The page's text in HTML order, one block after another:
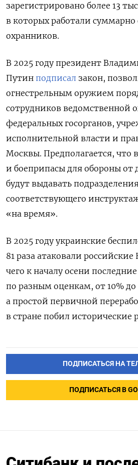
зарегистрировано более 13
в которых работали суммарно
охранников.
В 2025 году президент
Путин подписал закон,
огнестрельным оружием
сотрудников ведомственной
федеральных госорганов,
исполнительной власти и
Москвы. Предполагается, что
и боеприпасы для обороны от
будут выдавать
соответствующего
«на время».
В 2025 году украинские
81 раза атаковали российские
чего к началу осени
по разным оценкам, от 10%
а простой первичной
в стране побил исторические
ПОДПИСАТЬСЯ НА
ПОДПИСАТЬСЯ В